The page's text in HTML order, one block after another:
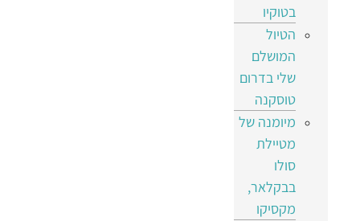
בטוקיו
הטיול
המושלם
שלי בדרום
טוסקנה
מיומנה של
מטיילת
סולו
בבקלאר,
מקסיקו